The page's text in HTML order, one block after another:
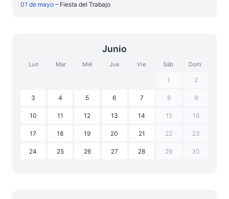
01 de mayo – Fiesta del Trabajo
Junio
Lun Mar Mié Jue Vie Sáb Dom
1 2
3 4 5 6 7 8 9
10 11 12 13 14 15 16
17 18 19 20 21 22 23
24 25 26 27 28 29 30